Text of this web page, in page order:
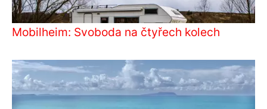
Mobilheim: Svoboda na čtyřech kolech